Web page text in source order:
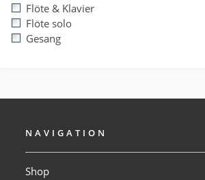
Flöte & Klavier
Flöte solo
Gesang
NAVIGATION
Shop